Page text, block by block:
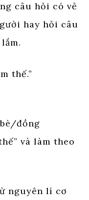
câu hỏi có vẻ
hay hỏi câu
thế.”
đồng
và làm theo
nguyên lí cơ